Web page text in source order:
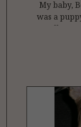
My baby,
was a